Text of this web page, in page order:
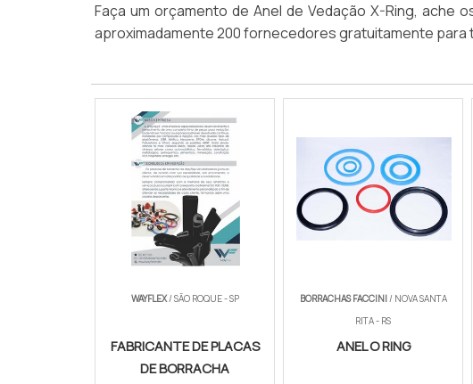
Faça um orçamento de Anel de Vedação X-Ring, ache
aproximadamente 200 fornecedores gratuitamente para
WAYFLEX/ SÃO ROQUE - SP
FABRICANTE DE PLACAS
DE BORRACHA
BORRACHAS FACCINI/ NOVA SANTA
RITA - RS
ANEL O RING